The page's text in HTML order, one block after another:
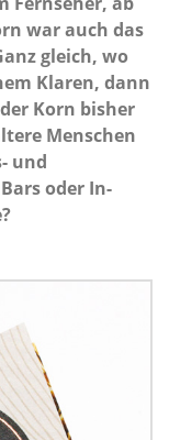
war auch das
gleich, wo
Klaren, dann
Korn bisher
Menschen
und
oder In-